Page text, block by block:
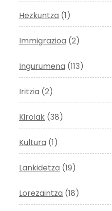
Hezkuntza (1)
Immigrazioa (2)
Ingurumena (113)
Iritzia (2)
Kirolak (38)
Kultura (1)
Lankidetza (19)
Lorezaintza (18)